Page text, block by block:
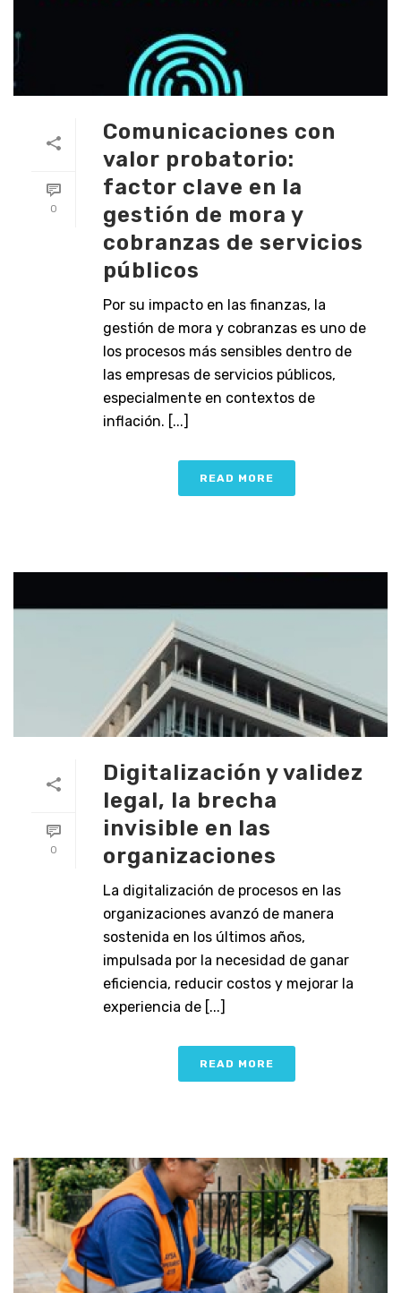
0
Comunicaciones con
valor probatorio:
factor clave en la
gestión de mora y
cobranzas de servicios
públicos
Por su impacto en las finanzas, la
gestión de mora y cobranzas es uno de
los procesos más sensibles dentro de
las empresas de servicios públicos,
especialmente en contextos de
inflación. [...]
READ MORE
0
Digitalización y validez
legal, la brecha
invisible en las
organizaciones
La digitalización de procesos en las
organizaciones avanzó de manera
sostenida en los últimos años,
impulsada por la necesidad de ganar
eficiencia, reducir costos y mejorar la
experiencia de [...]
READ MORE